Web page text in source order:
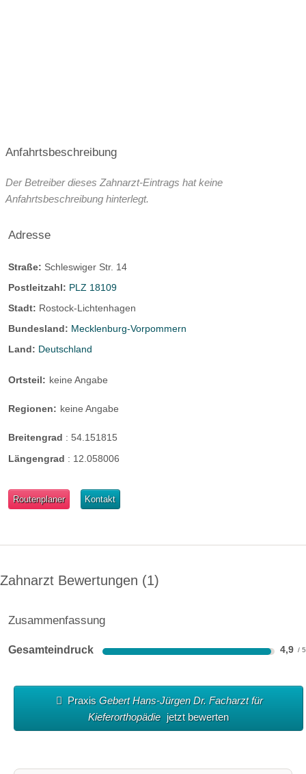
Anfahrtsbeschreibung
Der Betreiber dieses Zahnarzt-Eintrags hat keine
Anfahrtsbeschreibung hinterlegt.
Adresse
Straße: Schleswiger Str. 14
Postleitzahl: PLZ 18109
Stadt: Rostock-Lichtenhagen
Bundesland: Mecklenburg-Vorpommern
Land: Deutschland
Ortsteil: keine Angabe
Regionen: keine Angabe
Breitengrad : 54.151815
Längengrad : 12.058006
Routenplaner Kontakt
Zahnarzt Bewertungen 1
Zusammenfassung
Gesamteindruck 4,9
PraxisGebert Hans-Jürgen Dr. Facharzt für
Kieferorthopädie jetzt bewerten